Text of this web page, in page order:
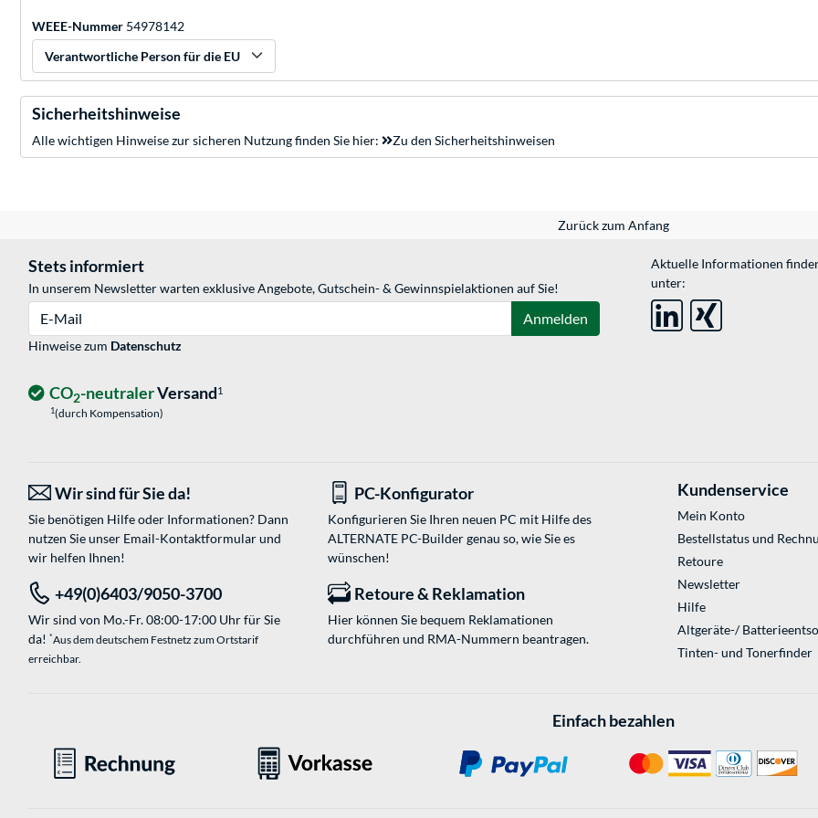
WEEE-Nummer 54978142
Verantwortliche Person für die EU
Sicherheitshinweise
Alle wichtigen Hinweise zur sicheren Nutzung finden Sie hier: Zu den Sicherheitshinweisen
Zurück zum Anfang
Stets informiert
In unserem Newsletter warten exklusive Angebote, Gutschein- & Gewinnspielaktionen auf Sie!
Anmelden
Hinweise zum Datenschutz
Aktuelle Informationen
unter:
CO2-neutralerVersand1
1(durch Kompensation)
Wir sind für Sie da!
Sie benötigen Hilfe oder Informationen? Dann
nutzen Sie unser Email-Kontaktformularund
wir helfen Ihnen!
PC-Konfigurator
Konfigurieren Sie Ihren neuen PC mit Hilfe des
ALTERNATE PC-Builder genau so, wie Sie es
wünschen!
+49(0)6403/9050-3700
Wir sind von Mo.-Fr. 08:00-17:00 Uhr für Sie
da! *Aus dem deutschem Festnetz zum Ortstarif
erreichbar.
Retoure & Reklamation
Hier können Sie bequem Reklamationen
durchführen und RMA-Nummern beantragen.
Kundenservice
Mein Konto
Bestellstatus und
Retoure
Newsletter
Hilfe
Altgeräte-/
Tinten- und Tonerfinder
Einfach bezahlen